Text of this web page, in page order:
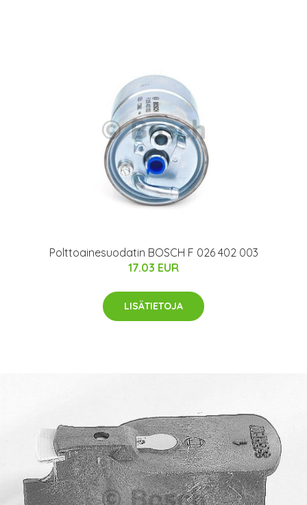
Polttoainesuodatin BOSCH F 026 402 003
17.03 EUR
LISÄTIETOJA